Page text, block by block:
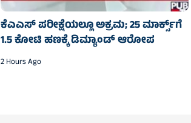
ಕೆಎಎಸ್ ಪರೀಕ್ಷೆಯಲ್ಲೂ ಅಕ್ರಮ; 25 ಮಾರ್ಕ್ಸ್‌ಗೆ
1.5 ಕೋಟಿ ಹಣಕ್ಕೆ ಡಿಮ್ಯಾಂಡ್ ಆರೋಪ
2 Hours Ago